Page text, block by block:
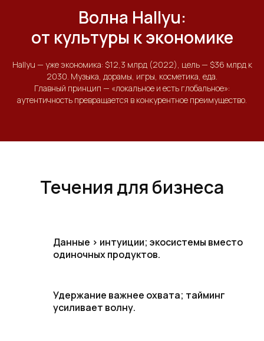
Волна Hallyu:
от культуры к экономике
Hallyu — уже экономика: $12,3 млрд (2022), цель — $36 млрд к
2030. Музыка, дорамы, игры, косметика, еда.
Главный принцип — «локальное и есть глобальное»:
аутентичность превращается в конкурентное преимущество.
Течения для бизнеса
Данные > интуиции; экосистемы вместо
одиночных продуктов.
Удержание важнее охвата; тайминг
усиливает волну.